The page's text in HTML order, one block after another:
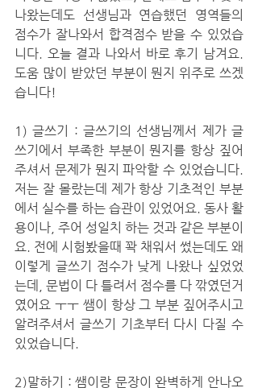
나왔는데도 선생님과 연습했던 영역들의
점수가 잘나와서 합격점수 받을 수 있었습
니다. 오늘 결과 나와서 바로 후기 남겨요.
도움 많이 받았던 부분이 뭔지 위주로 쓰겠
습니다!
1) 글쓰기 : 글쓰기의 선생님께서 제가 글
쓰기에서 부족한 부분이 뭔지를 항상 짚어
주셔서 문제가 뭔지 파악할 수 있었습니다.
저는 잘 몰랐는데 제가 항상 기초적인 부분
에서 실수를 하는 습관이 있었어요. 동사 활
용이나, 주어 성일치 하는 것과 같은 부분이
요. 전에 시험봤을때 꽉 채워서 썼는데도 왜
이렇게 글쓰기 점수가 낮게 나왔나 싶었었
는데, 문법이 다 틀려서 점수를 다 깎였던거
였어요 ㅜㅜ 쌤이 항상 그 부분 짚어주시고
알려주셔서 글쓰기 기초부터 다시 다질 수
있었습니다.
2)말하기 : 쌤이랑 문장이 완벽하게 안나오